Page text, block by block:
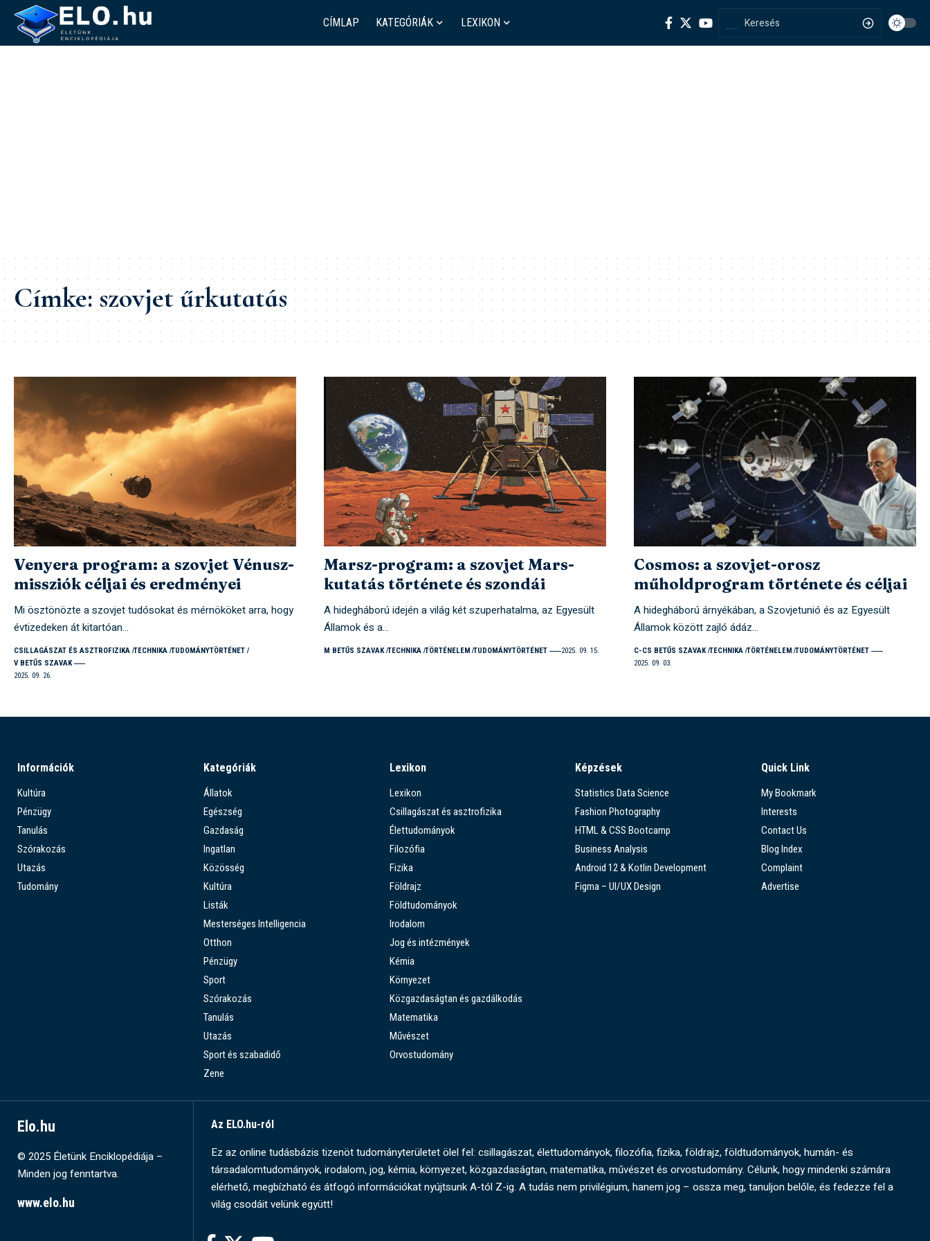
CÍMLAP KATEGÓRIÁK LEXIKON
Címke:szovjet űrkutatás
Venyera program: a szovjet Vénusz-
missziók céljai és eredményei
Mi ösztönözte a szovjet tudósokat és mérnököket arra, hogy
évtizedeken át kitartóan…
CSILLAGÁSZAT ÉS ASZTROFIZIKA TECHNIKA TUDOMÁNYTÖRTÉNET
V BETŰS SZAVAK
2025. 09. 26.
Marsz-program: a szovjet Mars-
kutatás története és szondái
A hidegháború idején a világ két szuperhatalma, az Egyesült
Államok és a…
M BETŰS SZAVAK TECHNIKA TÖRTÉNELEM TUDOMÁNYTÖRTÉNET 2025. 09. 15.
Cosmos: a szovjet-orosz
műholdprogram története és céljai
A hidegháború árnyékában, a Szovjetunió és az Egyesült
Államok között zajló ádáz…
C-CS BETŰS SZAVAK TECHNIKA TÖRTÉNELEM TUDOMÁNYTÖRTÉNET
2025. 09. 03.
Információk
Kultúra
Pénzügy
Tanulás
Szórakozás
Utazás
Tudomány
Kategóriák
Állatok
Egészség
Gazdaság
Ingatlan
Közösség
Kultúra
Listák
Mesterséges Intelligencia
Otthon
Pénzügy
Sport
Szórakozás
Tanulás
Utazás
Sport és szabadidő
Zene
Lexikon
Lexikon
Csillagászat és asztrofizika
Élettudományok
Filozófia
Fizika
Földrajz
Földtudományok
Irodalom
Jog és intézmények
Kémia
Környezet
Közgazdaságtan és gazdálkodás
Matematika
Művészet
Orvostudomány
Képzések
Statistics Data Science
Fashion Photography
HTML & CSS Bootcamp
Business Analysis
Android 12 & Kotlin Development
Figma – UI/UX Design
Quick Link
My Bookmark
Interests
Contact Us
Blog Index
Complaint
Advertise
Elo.hu
© 2025 Életünk Enciklopédiája –
Minden jog fenntartva.
www.elo.hu
Az ELO.hu-ról
Ez az online tudásbázis tizenöt tudományterületet ölel fel: csillagászat, élettudományok, filozófia, fizika, földrajz, földtudományok, humán- és
társadalomtudományok, irodalom, jog, kémia, környezet, közgazdaságtan, matematika, művészet és orvostudomány. Célunk, hogy mindenki számára
elérhető, megbízható és átfogó információkat nyújtsunk A-tól Z-ig. A tudás nem privilégium, hanem jog – ossza meg, tanuljon belőle, és fedezze fel a
világ csodáit velünk együtt!